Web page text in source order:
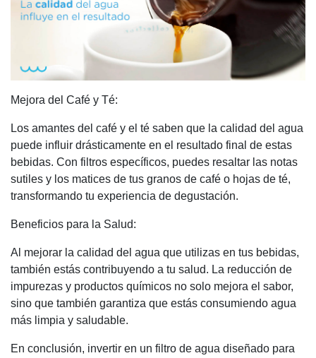
Mejora del Café y Té:
Los amantes del café y el té saben que la calidad del agua
puede influir drásticamente en el resultado final de estas
bebidas. Con filtros específicos, puedes resaltar las notas
sutiles y los matices de tus granos de café o hojas de té,
transformando tu experiencia de degustación.
Beneficios para la Salud:
Al mejorar la calidad del agua que utilizas en tus bebidas,
también estás contribuyendo a tu salud. La reducción de
impurezas y productos químicos no solo mejora el sabor,
sino que también garantiza que estás consumiendo agua
más limpia y saludable.
En conclusión, invertir en un filtro de agua diseñado para